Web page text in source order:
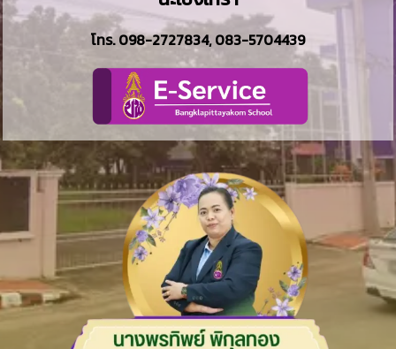
โทร.098-2727834,083-5704439